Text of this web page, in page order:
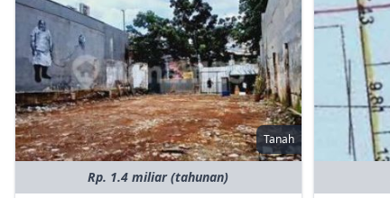
Tanah
Rp. 1.4 miliar (tahunan)